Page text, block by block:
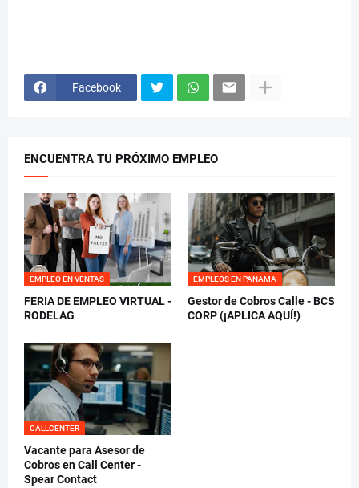
Facebook
ENCUENTRA TU PRÓXIMO EMPLEO
EMPLEO EN VENTAS
FERIA DE EMPLEO VIRTUAL -
RODELAG
EMPLEOS EN PANAMA
Gestor de Cobros Calle - BCS
CORP (¡APLICA AQUÍ!)
CALLCENTER
Vacante para Asesor de
Cobros en Call Center -
Spear Contact